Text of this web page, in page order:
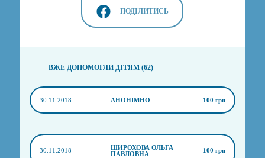
ПОДІЛИТИСЬ
ВЖЕ ДОПОМОГЛИ ДІТЯМ (62)
30.11.2018 АНОНІМНО 100 грн
30.11.2018
ШИРОХОВА ОЛЬГА
ПАВЛОВНА
100 грн